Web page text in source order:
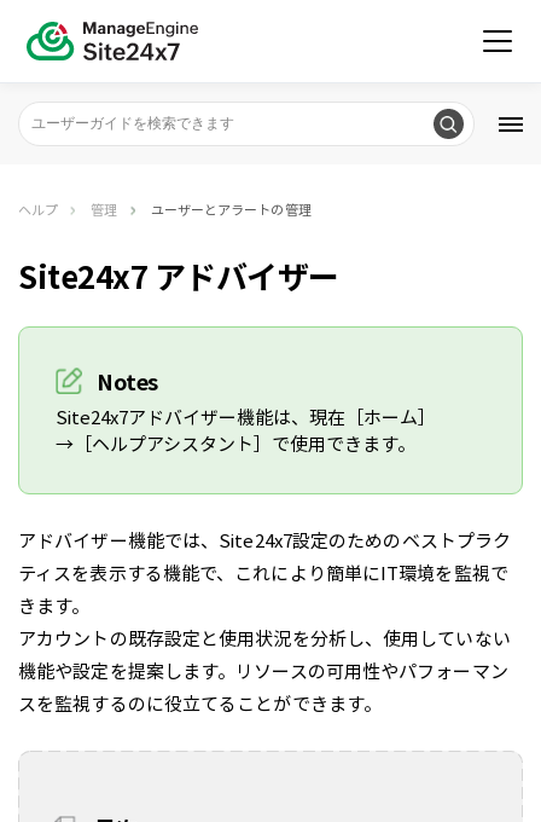
ヘルプ 管理 ユーザーとアラートの管理
Site24x7 アドバイザー
Notes
Site24x7アドバイザー機能は、現在［ホーム］
→［ヘルプアシスタント］で使用できます。
アドバイザー機能では、Site24x7設定のためのベストプラク
ティスを表示する機能で、これにより簡単にIT環境を監視で
きます。
アカウントの既存設定と使用状況を分析し、使用していない
機能や設定を提案します。リソースの可用性やパフォーマン
スを監視するのに役立てることができます。